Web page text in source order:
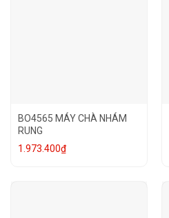
BO4565 MÁY CHÀ NHÁM
RUNG
1.973.400₫